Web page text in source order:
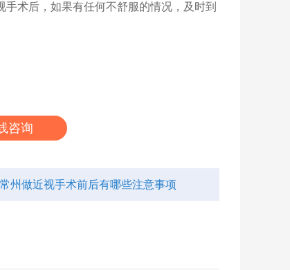
术后，如果有任何不舒服的情况，及时到
咨询
常州做近视手术前后有哪些注意事项